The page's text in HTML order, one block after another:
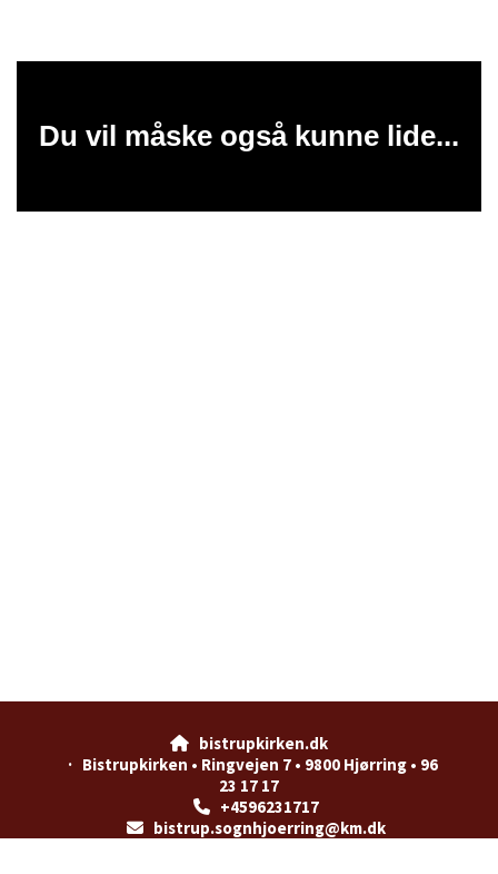
Du vil måske også kunne lide...

bistrupkirken.dk
· Bistrupkirken • Ringvejen 7 • 9800 Hjørring • 96
23 17 17
+4596231717
bistrup.sognhjoerring@km.dk